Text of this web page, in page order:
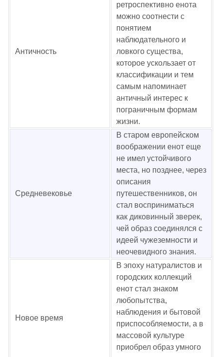
Античность
ретроспективно енота
можно соотнести с
понятием
наблюдательного и
ловкого существа,
которое ускользает от
классификации и тем
самым напоминает
античный интерес к
пограничным формам
жизни.
Средневековье
В старом европейском
воображении енот еще
не имел устойчивого
места, но позднее, через
описания
путешественников, он
стал восприниматься
как диковинный зверек,
чей образ соединялся с
идеей чужеземности и
неочевидного знания.
Новое время
В эпоху натуралистов и
городских коллекций
енот стал знаком
любопытства,
наблюдения и бытовой
приспособляемости, а в
массовой культуре
приобрел образ умного